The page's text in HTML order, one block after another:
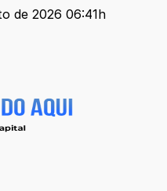
de 2026 06:41h